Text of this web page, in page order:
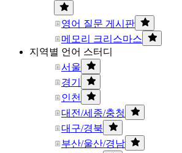
영어 질문 게시판
메모리 크리스마스
지역별 언어 스터디
서울
경기
인천
대전/세종/충청
대구/경북
부산/울산/경남